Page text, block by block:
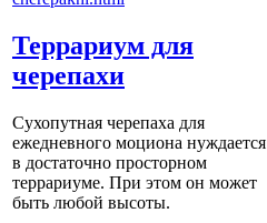
Террариум для
черепахи
Сухопутная черепаха для
ежедневного моциона нуждается
в достаточно просторном
террариуме. При этом он может
быть любой высоты.